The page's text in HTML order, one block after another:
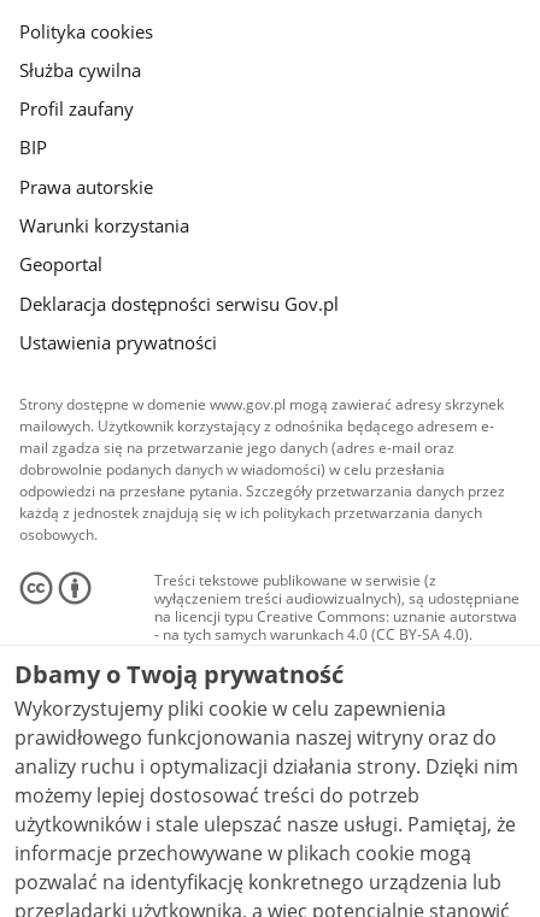
gov.pl
Polityka cookies
Służba cywilna
Profil zaufany
BIP
Prawa autorskie
Warunki korzystania
Geoportal
Deklaracja dostępności serwisu Gov.pl
Ustawienia prywatności
Strony dostępne w domenie www.gov.pl mogą zawierać adresy skrzynek
mailowych. Użytkownik korzystający z odnośnika będącego adresem e-
mail zgadza się na przetwarzanie jego danych (adres e-mail oraz
dobrowolnie podanych danych w wiadomości) w celu przesłania
odpowiedzi na przesłane pytania. Szczegóły przetwarzania danych przez
każdą z jednostek znajdują się w ich politykach przetwarzania danych
osobowych.
Treści tekstowe publikowane w serwisie (z
wyłączeniem treści audiowizualnych), są udostępniane
na licencji typu Creative Commons: uznanie autorstwa
- na tych samych warunkach 4.0 (CC BY-SA 4.0).
Materiały audiowizualne, w tym zdjęcia, materiały
audio i wideo, są udostępniane na licencji typu
Creative Commons: uznanie autorstwa użycie
niekomercyjne - bez utworów zależnych 4.0 (CC BY-
NC-ND 4.0), o ile nie jest to stwierdzone inaczej.
Dbamy o Twoją prywatność
Wykorzystujemy pliki cookie w celu zapewnienia
prawidłowego funkcjonowania naszej witryny oraz do
analizy ruchu i optymalizacji działania strony. Dzięki nim
możemy lepiej dostosować treści do potrzeb
użytkowników i stale ulepszać nasze usługi. Pamiętaj, że
informacje przechowywane w plikach cookie mogą
pozwalać na identyfikację konkretnego urządzenia lub
przeglądarki użytkownika, a więc potencjalnie stanowić